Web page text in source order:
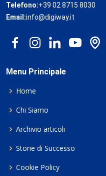
Telefono:+39 02 8715 8030
Email:info@digiway.it
Menu Principale
Home
Chi Siamo
Archivio articoli
Storie di Successo
Cookie Policy